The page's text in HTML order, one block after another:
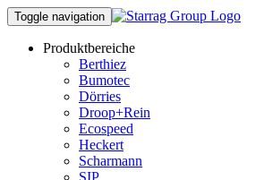
Toggle navigation
Produktbereiche
Berthiez
Bumotec
Dörries
Droop+Rein
Ecospeed
Heckert
Scharmann
SIP